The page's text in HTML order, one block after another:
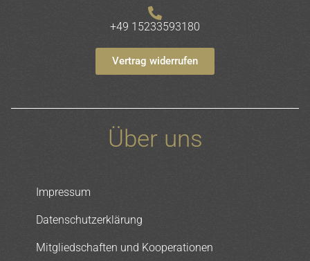
+49 15233593180
Vertrag widerrufen
Über uns
Impressum
Datenschutzerklärung
Mitgliedschaften und Kooperationen